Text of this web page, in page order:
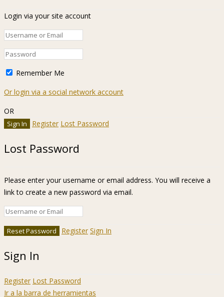
Login via your site account
Remember Me
Or login via a social network account
OR
Register Lost Password
Lost Password
Please enter your username or email address. You will receive a
link to create a new password via email.
Register Sign In
Sign In
Register Lost Password
Ir a la barra de herramientas